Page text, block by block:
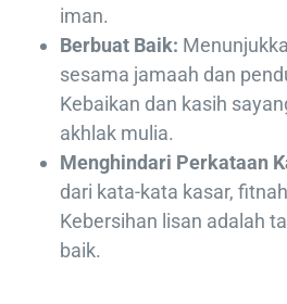
iman.
Berbuat Baik:
sesama jamaah dan
Kebaikan dan kasih
akhlak mulia.
Menghindari Perkataan
dari kata-kata kasar,
Kebersihan lisan adalah
baik.